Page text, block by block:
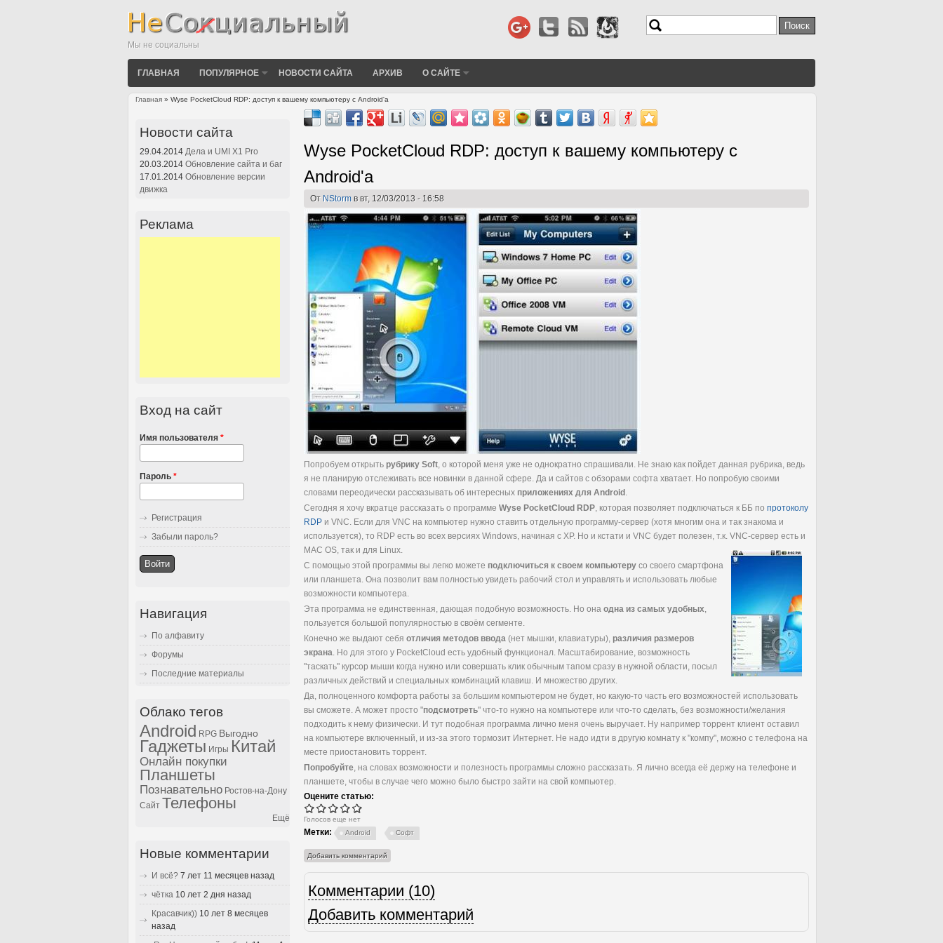
Мы не социальны
Поиск
ГЛАВНАЯ ПОПУЛЯРНОЕ НОВОСТИ САЙТА АРХИВ О САЙТЕ
Главная » Wyse PocketCloud RDP: доступ к вашему компьютеру с Android'а
Wyse PocketCloud RDP: доступ к вашему компьютеру с
Android'а
От NStorm в вт, 12/03/2013 - 16:58
Попробуем открыть рубрику Soft , о которой меня уже не однократно спрашивали. Не знаю как пойдет данная рубрика, ведь
я не планирую отслеживать все новинки в данной сфере. Да и сайтов с обзорами софта хватает. Но попробую своими
словами переодически рассказывать об интересных приложениях для Android
Сегодня я хочу вкратце рассказать о программе Wyse PocketCloud RDP , которая позволяет подключаться к ББ по протоколу
RDP и VNC. Если для VNC на компьютер нужно ставить отдельную программу-сервер (хотя многим она и так знакома и
используется), то RDP есть во всех версиях Windows, начиная с XP. Но и кстати и VNC будет полезен, т.к. VNC-сервер есть и
MAC OS, так и для Linux.
С помощью этой программы вы легко можете подключиться к своем компьютеру со своего смартфона
или планшета. Она позволит вам полностью увидеть рабочий стол и управлять и использовать любые
возможности компьютера.
Эта программа не единственная, дающая подобную возможность. Но она одна из самых удобных
пользуется большой популярностью в своём сегменте.
Конечно же выдают себя отличия методов ввода (нет мышки, клавиатуры), различия размеров
экрана . Но для этого у PocketCloud есть удобный функционал. Масштабирование, возможность
"таскать" курсор мыши когда нужно или совершать клик обычным тапом сразу в нужной области, посыл
различных действий и специальных комбинаций клавиш. И множество других.
Да, полноценного комфорта работы за большим компьютером не будет, но какую-то часть его возможностей использовать
вы сможете. А может просто "подсмотреть" что-то нужно на компьютере или что-то сделать, без возможности/желания
подходить к нему физически. И тут подобная программа лично меня очень выручает. Ну например торрент клиент оставил
на компьютере включенный, и из-за этого тормозит Интернет. Не надо идти в другую комнату к "компу", можно с телефона на
месте приостановить торрент.
Попробуйте , на словах возможности и полезность программы сложно рассказать. Я лично всегда её держу на телефоне и
планшете, чтобы в случае чего можно было быстро зайти на свой компьютер.
Оцените статью:
Голосов еще нет
Метки: Android Софт
Добавить комментарий
Комментарии (10)
Добавить комментарий
Новости сайта
29.04.2014 Дела и UMI X1 Pro
20.03.2014 Обновление сайта и баг
17.01.2014 Обновление версии
движка
Реклама
Вход на сайт
Имя пользователя *
Пароль *
Регистрация
Забыли пароль?
Навигация
По алфавиту
Форумы
Последние материалы
Облако тегов
Android RPG Выгодно
Гаджеты Игры Китай
Онлайн покупки
Планшеты
Познавательно Ростов-на-Дону
Сайт Телефоны
Ещё
Новые комментарии
И всё? 7 лет 11 месяцев назад
чётка 10 лет 2 дня назад
Красавчик)) 10 лет 8 месяцев
назад